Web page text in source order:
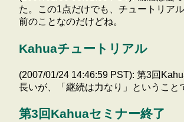
た。この1点だけでも、チュートリア
前のことなのだけどね。
Kahuaチュートリアル
(2007/01/24 14:46:59 PST): 第3回
長いが、「継続は力なり」ということ
第3回Kahuaセミナー終了